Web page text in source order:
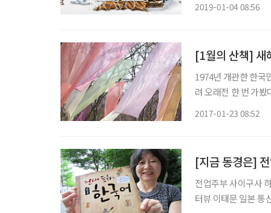
2019-01-04 08:56
[1월의 산책] 새
1974년 개관한 한국
려 오래전 한 번 가
2017-01-23 08:52
전업주부 사이구사
터뷰 이태문 일본 통신원